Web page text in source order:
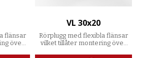
flänsar
över
VL 30x20
Rörplugg med flexibla flänsar
vilket tillåter montering över